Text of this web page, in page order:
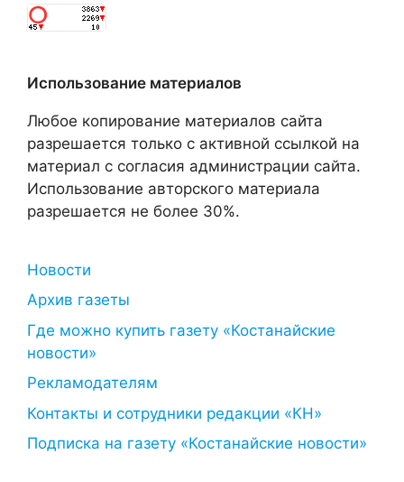
Использование материалов
Любое копирование материалов сайта
разрешается только с активной ссылкой на
материал с согласия администрации сайта.
Использование авторского материала
разрешается не более 30%.
Новости
Архив газеты
Где можно купить газету «Костанайские
новости»
Рекламодателям
Контакты и сотрудники редакции «КН»
Подписка на газету «Костанайские новости»